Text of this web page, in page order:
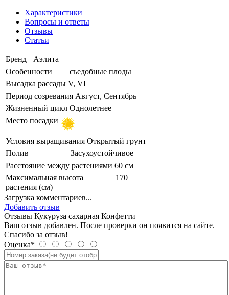
Характеристики
Вопросы и ответы
Отзывы
Статьи
Бренд
Аэлита
Особенности
съедобные плоды
Высадка рассады V, VI
Период созревания Август, Сентябрь
Жизненный цикл Однолетнее
Место посадки
Условия выращивания Открытый грунт
Полив
Засухоустойчивое
Расстояние между растениями 60 см
Максимальная высота
растения (см)
170
Загрузка комментариев...
Добавить отзыв
Отзывы Кукуруза сахарная Конфетти
Ваш отзыв добавлен. После проверки он появится на сайте.
Спасибо за отзыв!
Оценка*